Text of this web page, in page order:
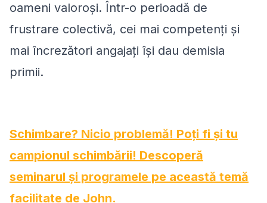
oameni valoroși. Într-o perioadă de
frustrare colectivă, cei mai competenți și
mai încrezători angajați își dau demisia
primii.
Schimbare? Nicio problemă! Poți fi și tu
campionul schimbării! Descoperă
seminarul și programele pe această temă
facilitate de John.